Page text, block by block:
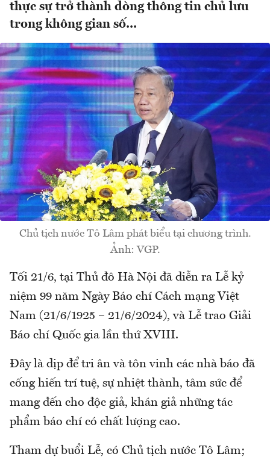
thực sự trở thành dòng thông tin chủ lưu
trong không gian số...
Chủ tịch nước Tô Lâm phát biểu tại chương trình.
Ảnh: VGP.
Tối 21/6, tại Thủ đô Hà Nội đã diễn ra Lễ kỷ
niệm 99 năm Ngày Báo chí Cách mạng Việt
Nam (21/6/1925 – 21/6/2024), và Lễ trao Giải
Báo chí Quốc gia lần thứ XVIII.
Đây là dịp để tri ân và tôn vinh các nhà báo đã
cống hiến trí tuệ, sự nhiệt thành, tâm sức để
mang đến cho độc giả, khán giả những tác
phẩm báo chí có chất lượng cao.
Tham dự buổi Lễ, có Chủ tịch nước Tô Lâm;